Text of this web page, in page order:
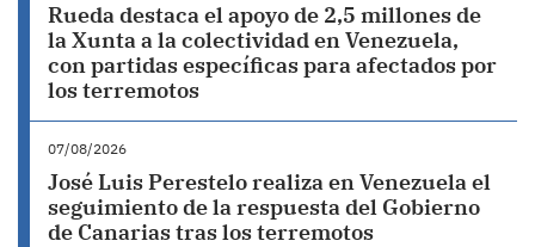
Rueda destaca el apoyo de 2,5 millones de
la Xunta a la colectividad en Venezuela,
con partidas específicas para afectados por
los terremotos
07/08/2026
José Luis Perestelo realiza en Venezuela el
seguimiento de la respuesta del Gobierno
de Canarias tras los terremotos